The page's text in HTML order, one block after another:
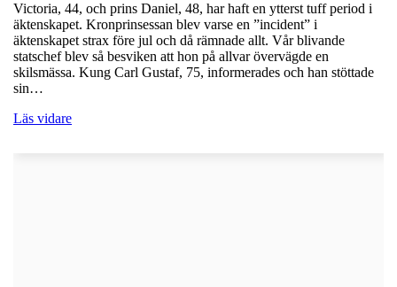
Victoria, 44, och prins Daniel, 48, har haft en ytterst tuff period i
äktenskapet. Kronprinsessan blev varse en ”incident” i
äktenskapet strax före jul och då rämnade allt. Vår blivande
statschef blev så besviken att hon på allvar övervägde en
skilsmässa. Kung Carl Gustaf, 75, informerades och han stöttade
sin…
Läs vidare